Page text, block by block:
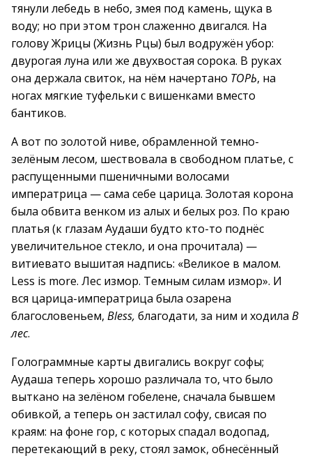
тянули лебедь в небо, змея под камень, щука в
воду; но при этом трон слаженно двигался. На
голову Жрицы (Жизнь Рцы) был водружён убор:
двурогая луна или же двухвостая сорока. В руках
она держала свиток, на нём начертано ТОРЬ, на
ногах мягкие туфельки с вишенками вместо
бантиков.
А вот по золотой ниве, обрамленной темно-
зелёным лесом, шествовала в свободном платье, с
распущенными пшеничными волосами
императрица — сама себе царица. Золотая корона
была обвита венком из алых и белых роз. По краю
платья (к глазам Аудаши будто кто-то поднёс
увеличительное стекло, и она прочитала) —
витиевато вышитая надпись: «Великое в малом.
Less is more. Лес измор. Темным силам измор». И
вся царица-императрица была озарена
благословеньем, Bless, благодати, за ним и ходила В
лес.
Голограммные карты двигались вокруг софы;
Аудаша теперь хорошо различала то, что было
выткано на зелёном гобелене, сначала бывшем
обивкой, а теперь он застилал софу, свисая по
краям: на фоне гор, с которых спадал водопад,
перетекающий в реку, стоял замок, обнесённый